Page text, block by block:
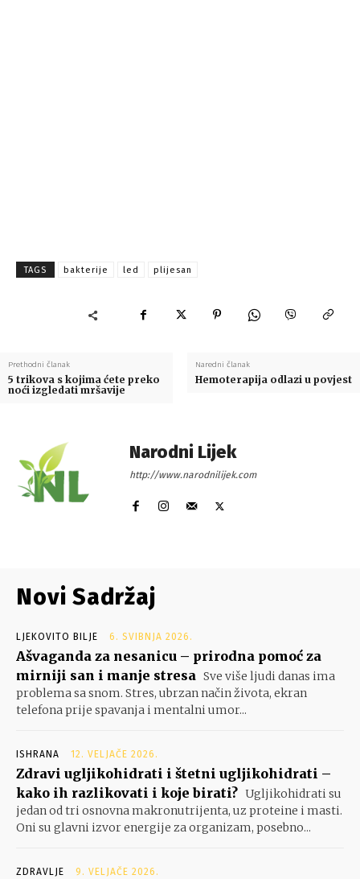
TAGS bakterije led plijesan
Prethodni članak
5 trikova s kojima ćete preko
noći izgledati mršavije
Naredni članak
Hemoterapija odlazi u povjest
Narodni Lijek
http://www.narodnilijek.com
Novi Sadržaj
LJEKOVITO BILJE 6. SVIBNJA 2026.
Ašvaganda za nesanicu – prirodna pomoć za
mirniji san i manje stresa Sve više ljudi danas ima
problema sa snom. Stres, ubrzan način života, ekran
telefona prije spavanja i mentalni umor...
ISHRANA 12. VELJAČE 2026.
Zdravi ugljikohidrati i štetni ugljikohidrati –
kako ih razlikovati i koje birati? Ugljikohidrati su
jedan od tri osnovna makronutrijenta, uz proteine i masti.
Oni su glavni izvor energije za organizam, posebno...
ZDRAVLJE 9. VELJAČE 2026.